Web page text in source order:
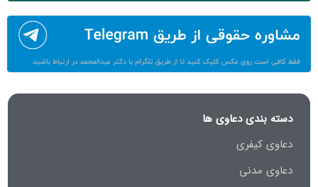
دسته بندی دعاوی ها
دعاوی کیفری
دعاوی مدنی